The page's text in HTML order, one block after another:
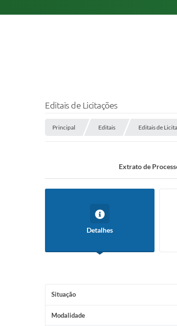
Editais de Licitações
Principal Editais Editais de
Extrato de
Detalhes
Situação
Modalidade